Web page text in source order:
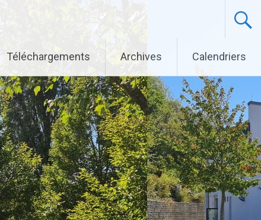
Téléchargements Archives Calendriers